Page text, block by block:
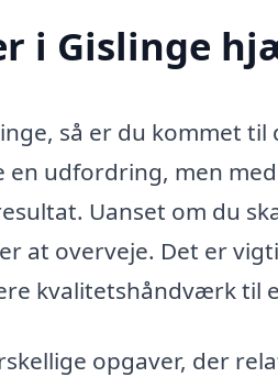
i Gislinge
så er du kommet til
udfordring, men
Uanset om du
at overveje. Det er
kvalitetshåndværk til
opgaver, der